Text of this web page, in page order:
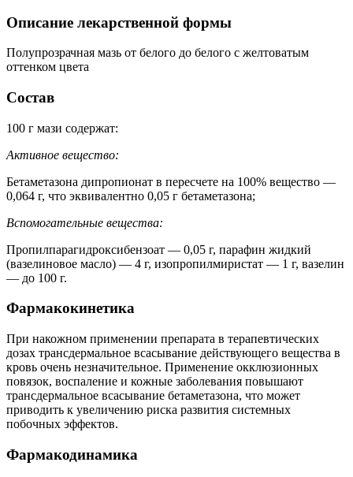
Описание лекарственной формы
Полупрозрачная мазь от белого до белого с желтоватым
оттенком цвета
Состав
100 г мази содержат:
Активное вещество:
Бетаметазона дипропионат в пересчете на 100% вещество —
0,064 г, что эквивалентно 0,05 г бетаметазона;
Вспомогательные вещества:
Пропилпарагидроксибензоат — 0,05 г, парафин жидкий
(вазелиновое масло) — 4 г, изопропилмиристат — 1 г, вазелин
— до 100 г.
Фармакокинетика
При накожном применении препарата в терапевтических
дозах трансдермальное всасывание действующего вещества в
кровь очень незначительное. Применение окклюзионных
повязок, воспаление и кожные заболевания повышают
трансдермальное всасывание бетаметазона, что может
приводить к увеличению риска развития системных
побочных эффектов.
Фармакодинамика